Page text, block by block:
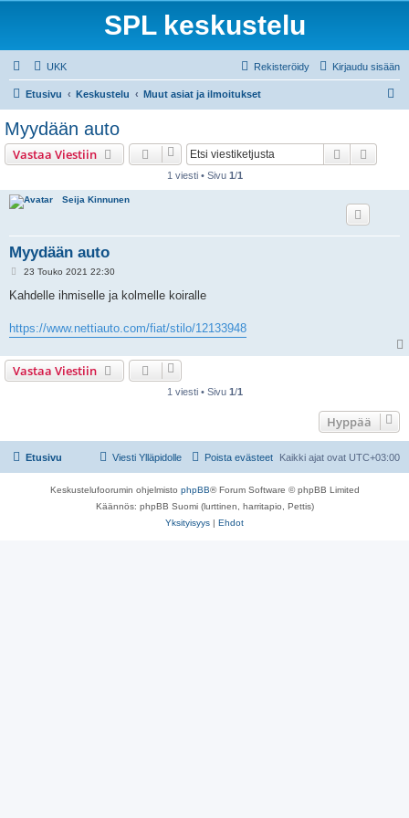
SPL keskustelu
UKK Kirjaudu sisään
Rekisteröidy
Etusivu Keskustelu Muut asiat ja ilmoitukset
Myydään auto
Vastaa Viestiin Etsi
1 viesti • Sivu 1/1
Seija Kinnunen
Myydään auto
V
e
i
23 Touko 2021 22:30
Kahdelle ihmiselle ja kolmelle koiralle
https://www.nettiauto.com/fiat/stilo/12133948
Vastaa Viestiin
1 viesti • Sivu 1/1
Hyppää
Etusivu Kaikki ajat ovat UTC+03:00
Poista evästeet
Viesti Ylläpidolle
Keskustelufoorumin ohjelmisto phpBB® Forum Software © phpBB Limited
Käännös: phpBB Suomi (lurttinen, harritapio, Pettis)
Yksityisyys | Ehdot